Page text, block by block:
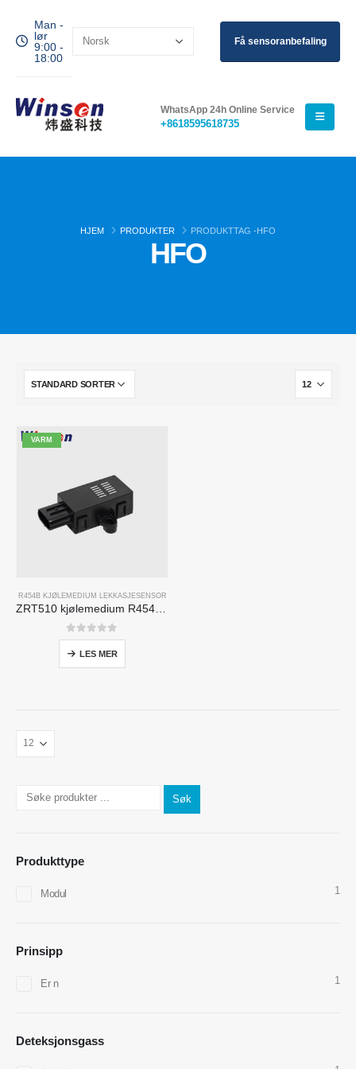
Man -
lør
9:00 -
18:00
Få sensoranbefaling
WhatsApp 24h Online Service
+8618595618735
HJEM PRODUKTER PRODUKTTAG -HFO
HFO
VARM
R454B KJØLEMEDIUM LEKKASJESENSOR
0av 5
LES MER
Søk
Produkttype
Modul 1
Prinsipp
Er n 1
Deteksjonsgass
Kontakt oss